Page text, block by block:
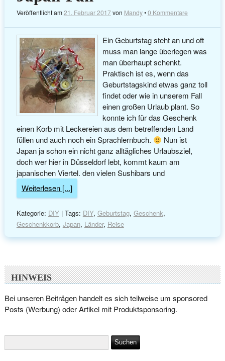
Veröffentlicht am21. Februar 2017von Mandy•0 Kommentare
Ein Geburtstag steht an und oft
muss man lange überlegen was
man überhaupt schenkt.
Praktisch ist es, wenn das
Geburtstagskind etwas ganz toll
findet oder wie in unserem Fall
einen großen Urlaub plant. So
konnte ich für das Geschenk
einen Korb mit Leckereien aus dem betreffenden Land
füllen und auch noch ein Sprachlernbuch.
Nun ist
Japan ja schon ein nicht ganz alltägliches Urlaubsziel,
doch wer hier in Düsseldorf lebt, kommt kaum am
japanischen Viertel. den vielen Sushibars und
Weiterlesen [...]
Kategorie: DIY| Tags: DIY, Geburtstag, Geschenk,
Geschenkkorb, Japan, Länder, Reise
HINWEIS
Bei unseren Beiträgen handelt es sich teilweise um sponsored
Posts (Werbung) oder Artikel mit Produktsponsoring.